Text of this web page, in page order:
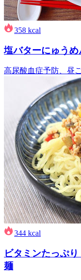
358 kcal
塩バターにゅうめ
高尿酸血症予防、昼
344 kcal
ビタミンたっぷ
麺